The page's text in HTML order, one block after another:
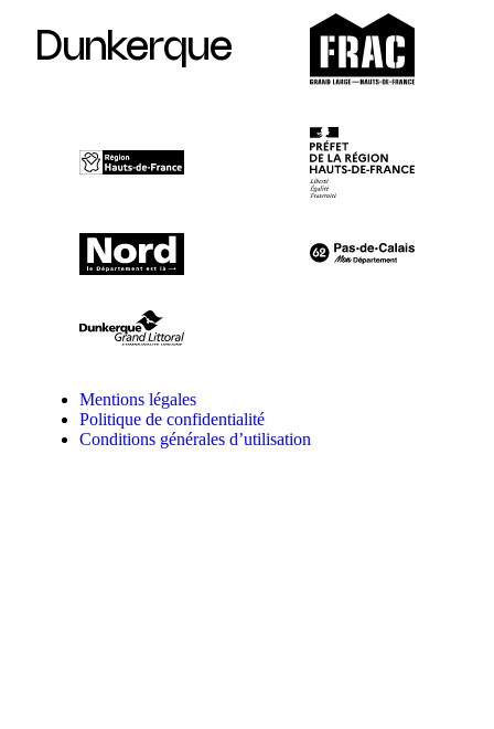
Dunkerque
Mentions légales
Politique de confidentialité
Conditions générales d’utilisation